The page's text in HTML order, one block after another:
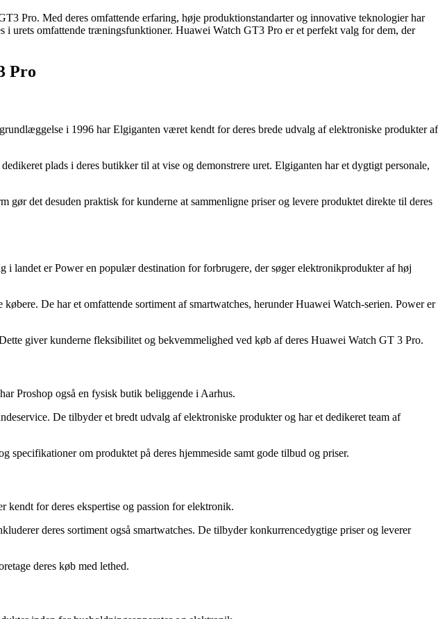
Pro. Med deres omfattende erfaring, høje produktionstandarter og innovative teknologier har
urets omfattende træningsfunktioner. Huawei Watch GT3 Pro er et perfekt valg for dem, der
Pro
i 1996 har Elgiganten været kendt for deres brede udvalg af elektroniske produkter af
plads i deres butikker til at vise og demonstrere uret. Elgiganten har et dygtigt personale,
det desuden praktisk for kunderne at sammenligne priser og levere produktet direkte til deres
landet er Power en populær destination for forbrugere, der søger elektronikprodukter af høj
De har et omfattende sortiment af smartwatches, herunder Huawei Watch-serien. Power er
giver kunderne fleksibilitet og bekvemmelighed ved køb af deres Huawei Watch GT 3 Pro.
Proshop også en fysisk butik beliggende i Aarhus.
De tilbyder et bredt udvalg af elektroniske produkter og har et dedikeret team af
om produktet på deres hjemmeside samt gode tilbud og priser.
kendt for deres ekspertise og passion for elektronik.
deres sortiment også smartwatches. De tilbyder konkurrencedygtige priser og leverer
deres køb med lethed.